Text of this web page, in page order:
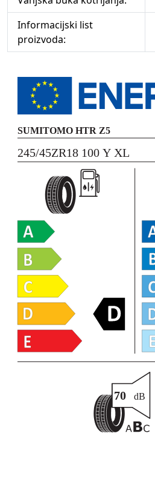
Informacijski list
proizvoda: